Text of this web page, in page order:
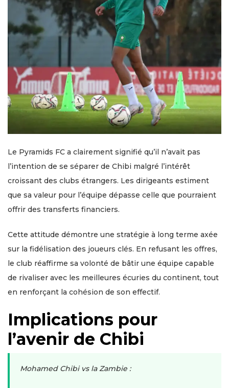
Le Pyramids FC a clairement signifié qu’il n’avait pas
l’intention de se séparer de Chibi malgré l’intérêt
croissant des clubs étrangers. Les dirigeants estiment
que sa valeur pour l’équipe dépasse celle que pourraient
offrir des transferts financiers.
Cette attitude démontre une stratégie à long terme axée
sur la fidélisation des joueurs clés. En refusant les offres,
le club réaffirme sa volonté de bâtir une équipe capable
de rivaliser avec les meilleures écuries du continent, tout
en renforçant la cohésion de son effectif.
Implications pour
l’avenir de Chibi
Mohamed Chibi vs la Zambie :